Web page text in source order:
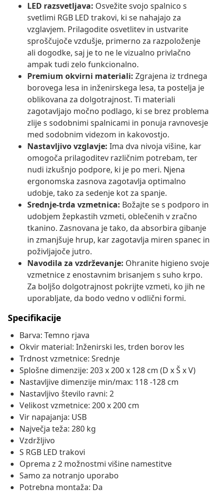
LED razsvetljava: Osvežite svojo spalnico s
svetlimi RGB LED trakovi, ki se nahajajo za
vzglavjem. Prilagodite osvetlitev in ustvarite
sproščujoče vzdušje, primerno za razpoloženje
ali dogodke, saj je to ne le vizualno privlačno
ampak tudi zelo funkcionalno.
Premium okvirni materiali: Zgrajena iz trdnega
borovega lesa in inženirskega lesa, ta postelja je
oblikovana za dolgotrajnost. Ti materiali
zagotavljajo močno podlago, ki se brez problema
zlije s sodobnimi spalnicami in ponuja ravnovesje
med sodobnim videzom in kakovostjo.
Nastavljivo vzglavje: Ima dva nivoja višine, kar
omogoča prilagoditev različnim potrebam, ter
nudi izkušnjo podpore, ki je po meri. Njena
ergonomska zasnova zagotavlja optimalno
udobje, tako za sedenje kot za spanje.
Srednje-trda vzmetnica: Božajte se s podporo in
udobjem žepkastih vzmeti, oblečenih v zračno
tkanino. Zasnovana je tako, da absorbira gibanje
in zmanjšuje hrup, kar zagotavlja miren spanec in
poživljajoče jutro.
Navodila za vzdrževanje: Ohranite higieno svoje
vzmetnice z enostavnim brisanjem s suho krpo.
Za boljšo dolgotrajnost pokrijte vzmeti, ko jih ne
uporabljate, da bodo vedno v odlični formi.
Specifikacije
Barva: Temno rjava
Okvir material: Inženirski les, trden borov les
Trdnost vzmetnice: Srednje
Splošne dimenzije: 203 x 200 x 128 cm (D x Š x V)
Nastavljive dimenzije min/max: 118 -128 cm
Nastavljivo število ravni: 2
Velikost vzmetnice: 200 x 200 cm
Vir napajanja: USB
Največja teža: 280 kg
Vzdržljivo
S RGB LED trakovi
Oprema z 2 možnostmi višine namestitve
Samo za notranjo uporabo
Potrebna montaža: Da